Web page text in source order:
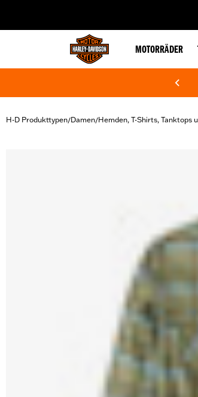
MOTORRÄDER
H-D Produkttypen/Damen/Hemden, T-Shirts, Tanktops